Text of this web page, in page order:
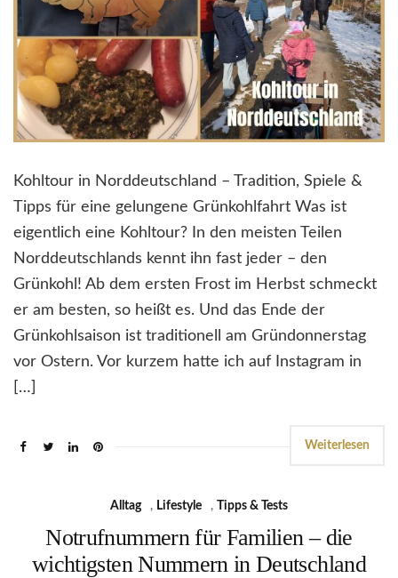
Kohltour in Norddeutschland – Tradition, Spiele &
Tipps für eine gelungene Grünkohlfahrt Was ist
eigentlich eine Kohltour? In den meisten Teilen
Norddeutschlands kennt ihn fast jeder – den
Grünkohl! Ab dem ersten Frost im Herbst schmeckt
er am besten, so heißt es. Und das Ende der
Grünkohlsaison ist traditionell am Gründonnerstag
vor Ostern. Vor kurzem hatte ich auf Instagram in
[…]
Weiterlesen
Alltag , Lifestyle , Tipps & Tests
Notrufnummern für Familien – die
wichtigsten Nummern in Deutschland